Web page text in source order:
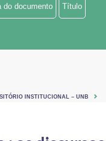
do documento Título
INSTITUCIONAL – UNB